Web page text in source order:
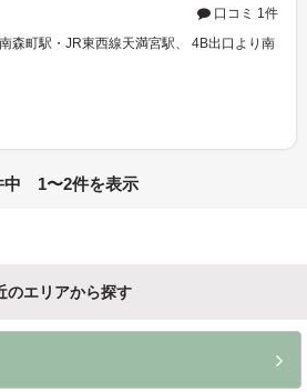
口コミ 1件
森町駅・JR東西線天満宮駅、 4B出口より南
中 1〜2件を表示
のエリアから探す